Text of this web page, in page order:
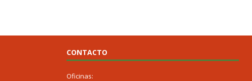
CONTACTO
Oficinas: